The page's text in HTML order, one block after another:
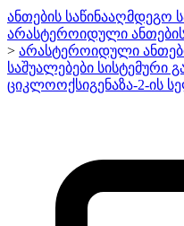
ანთების საწინააღმდეგო
არასტეროიდული
> არასტეროიდული
საშუალებები სისტემური
ციკლოოქსიგენაზა-2-ის